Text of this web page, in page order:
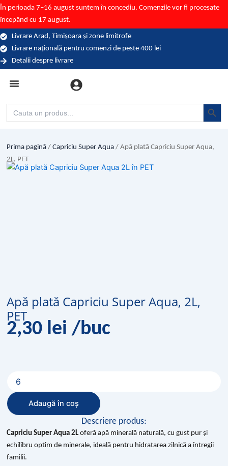
Skip
to
content
În perioada 7–16 august suntem în concediu. Comenzile vor fi procesate
începând cu 17 august.
Livrare Arad, Timișoara și zone limitrofe
Livrare națională pentru comenzi de peste 400 lei
Detalii despre livrare
Search
for:
Search Button
Prima pagină /Capriciu Super Aqua / Apă plată Capriciu Super Aqua,
2L, PET
Apă plată Capriciu Super Aqua, 2L,
PET
2,30 lei /buc
Apă
plată
Capriciu
Super
2L,
PET
Adaugă în coș
Descriere produs:
Capriciu Super Aqua 2L oferă apă minerală naturală, cu gust pur și
echilibru optim de minerale, ideală pentru hidratarea zilnică a întregii
familii.